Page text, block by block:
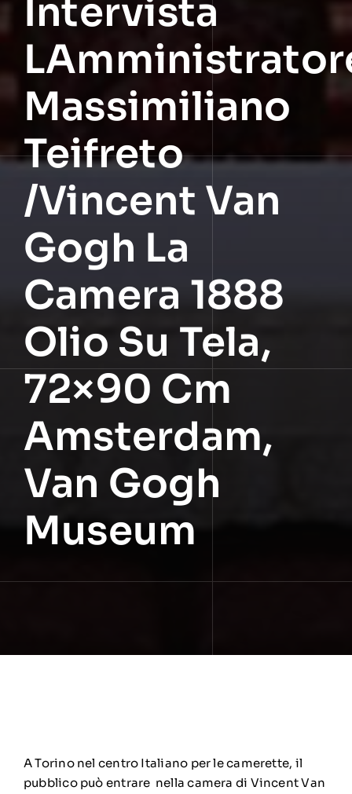
Intervista
Massimiliano
Teifreto
/Vincent Van
Gogh La
Camera 1888
Olio Su Tela,
72×90 Cm
Amsterdam,
Van Gogh
Museum
A Torino nel centro Italiano per le camerette, il
pubblico può entrare nella camera di Vincent Van